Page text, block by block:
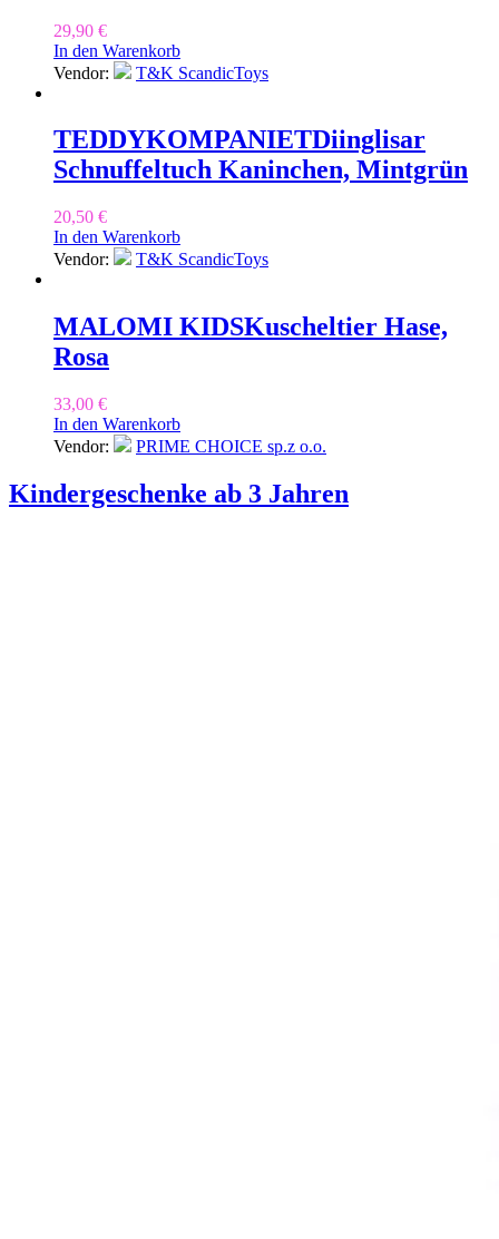
29,90 €
In den Warenkorb
Vendor:
T&K ScandicToys
TEDDYKOMPANIETDiinglisar
Schnuffeltuch Kaninchen, Mintgrün
20,50 €
In den Warenkorb
Vendor:
T&K ScandicToys
MALOMI KIDSKuscheltier Hase,
Rosa
33,00 €
In den Warenkorb
Vendor:
PRIME CHOICE sp.z o.o.
Kindergeschenke ab 3 Jahren